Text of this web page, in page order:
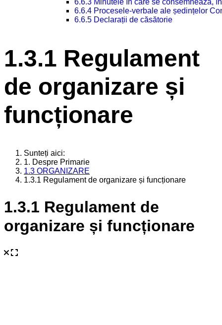
6.6.3 Minutele în care se consemnează,
6.6.4 Procesele-verbale ale ședințelor
6.6.5 Declarații de căsătorie
1.3.1 Regulament
de organizare și
funcționare
Sunteți aici:
1. Despre Primarie
1.3 ORGANIZARE
1.3.1 Regulament de organizare și funcționare
1.3.1 Regulament de
organizare și funcționare